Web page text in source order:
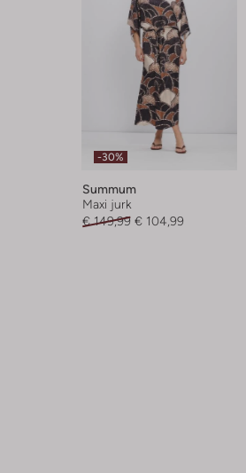
-30%
Summum
Maxi jurk
€ 149,99 € 104,99